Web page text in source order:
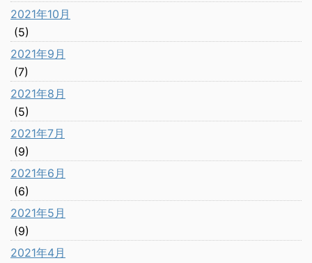
2021年10月
(5)
2021年9月
(7)
2021年8月
(5)
2021年7月
(9)
2021年6月
(6)
2021年5月
(9)
2021年4月